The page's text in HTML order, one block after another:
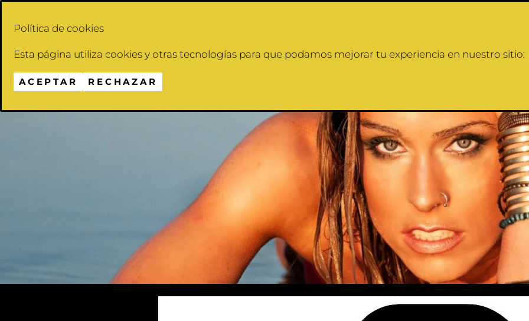
Política de cookies
Esta página utiliza cookies y otras tecnologías para que podamos mejorar tu experiencia en nuestro sitio:
ACEPTAR RECHAZAR